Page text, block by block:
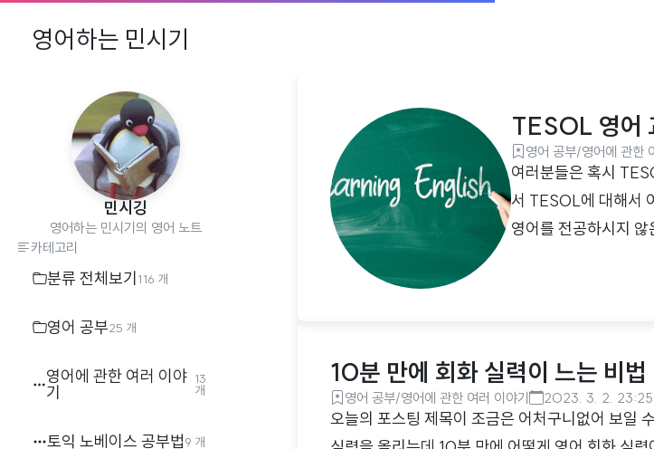
영어하는 민시기
민시깅
영어하는 민시기의 영어 노트
카테고리
분류 전체보기 116 개
영어 공부25 개
영어에 관한 여러 이야
기
13
개
토익 노베이스 공부법9 개
TESOL 영어
영어 공부/영어에 관한
여러분들은 혹시
서 TESOL에 대해서
영어를 전공하시지
습니..
10분 만에 회화 실력이 느는 비법
영어 공부/영어에 관한 여러 이야기 2023. 3. 2. 23:25
오늘의 포스팅 제목이 조금은 어처구니없어 보일